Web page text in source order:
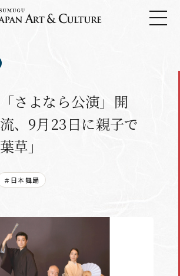
さよなら公演」開
、9月23日に親子で
草」
＃日本舞踊